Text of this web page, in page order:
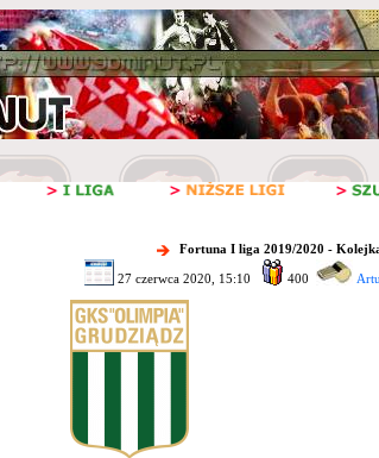
Fortuna I liga 2019/2020 -
27 czerwca 2020, 15:10 400